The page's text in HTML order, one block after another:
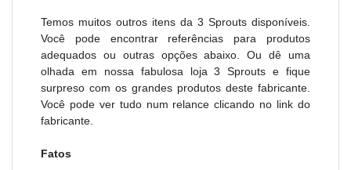
Temos muitos outros itens da 3 Sprouts disponíveis.
Você pode encontrar referências para produtos
adequados ou outras opções abaixo. Ou dê uma
olhada em nossa fabulosa loja 3 Sprouts e fique
surpreso com os grandes produtos deste fabricante.
Você pode ver tudo num relance clicando no link do
fabricante.
Fatos